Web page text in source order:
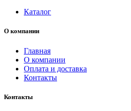
Каталог
О компании
Главная
О компании
Оплата и доставка
Контакты
Контакты